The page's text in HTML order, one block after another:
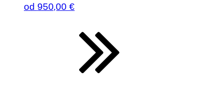
od 950,00 €